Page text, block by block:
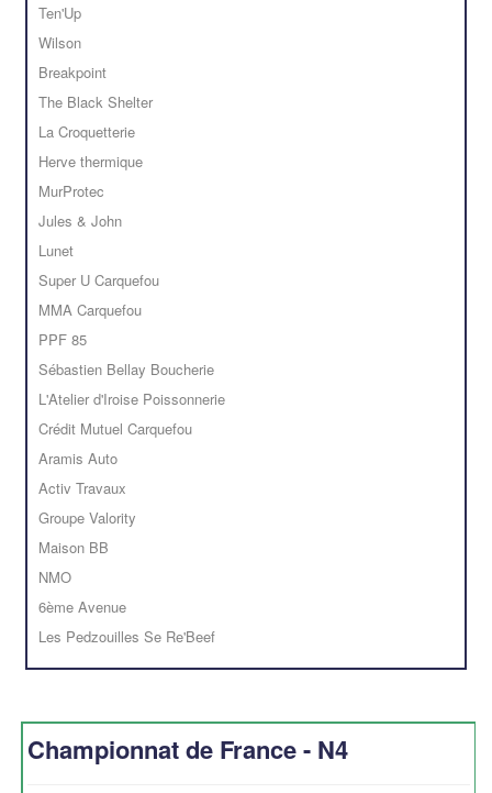
Ten'Up
Wilson
Breakpoint
The Black Shelter
La Croquetterie
Herve thermique
MurProtec
Jules & John
Lunet
Super U Carquefou
MMA Carquefou
PPF 85
Sébastien Bellay Boucherie
L'Atelier d'Iroise Poissonnerie
Crédit Mutuel Carquefou
Aramis Auto
Activ Travaux
Groupe Valority
Maison BB
NMO
6ème Avenue
Les Pedzouilles Se Re'Beef
Championnat de France - N4